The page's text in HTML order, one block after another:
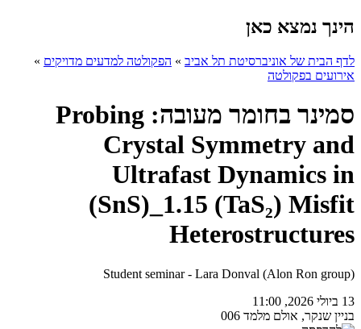
הינך נמצא כאן
לדף הבית של אוניברסיטת תל אביב » הפקולטה למדעים מדויקים »
אירועים בפקולטה
סמינר בחומר מעובה: Probing
Crystal Symmetry and
Ultrafast Dynamics in
(SnS)_1.15 (TaS₂) Misfit
Heterostructures
Student seminar - Lara Donval (Alon Ron group)
13 ביולי 2026, 11:00
בניין שנקר, אולם מלמד 006